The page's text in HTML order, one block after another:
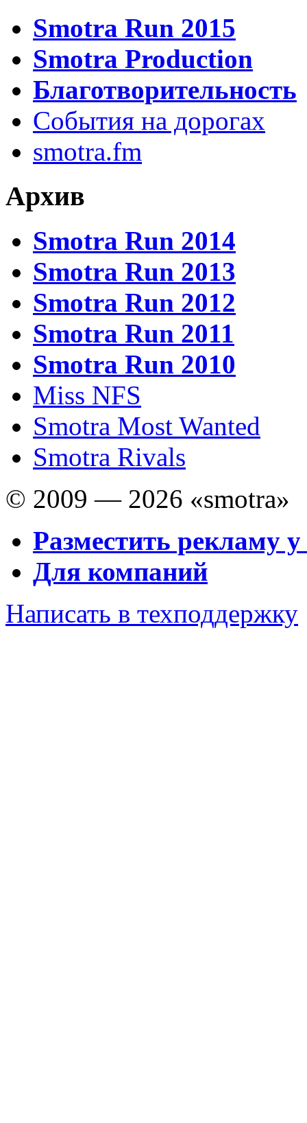
Smotra Run 2015
Smotra Production
Благотворительность
События на дорогах
smotra.fm
Архив
Smotra Run 2014
Smotra Run 2013
Smotra Run 2012
Smotra Run 2011
Smotra Run 2010
Miss NFS
Smotra Most Wanted
Smotra Rivals
© 2009 — 2026 «smotra»
Разместить рекламу у
Для компаний
Написать в техподдержку